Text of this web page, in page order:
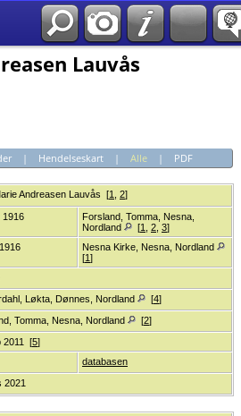
Lauvås
| Hendelseskart| Alle| PDF
Andreasen Lauvås [1 2]
1916
Forsland, Tomma, Nesna,
Nordland
[1 2 3]
Nesna Kirke, Nesna, Nordland
[1]
Løkta, Dønnes, Nordland [4]
Tomma, Nesna, Nordland [2]
2011 [5]
databasen
2021